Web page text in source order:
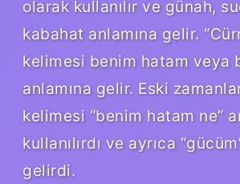
olarak kullanılır ve günah,
kabahat anlamına gelir.
kelimesi benim hatam veya
anlamına gelir. Eski
kelimesi “benim hatam ne”
kullanılırdı ve ayrıca
gelirdi.